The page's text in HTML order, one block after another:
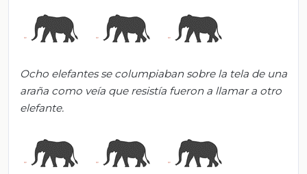
Ocho elefantes se columpiaban sobre la tela de una
araña como veía que resistía fueron a llamar a otro
elefante.